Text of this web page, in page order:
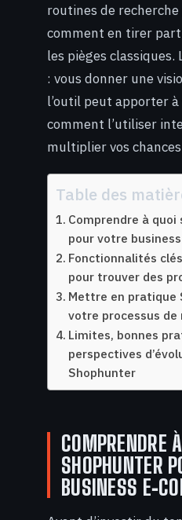
routines de
comment en tirer
les pièges classiques.
: vous donner une
l’outil peut apporter
comment l’utiliser
multiplier vos
Table des
Comprendre à
pour votre
Fonctionnalités
pour trouver des
Mettre en pratique
votre processus
Limites, bonnes
perspectives
Shophunter
COMPRENDRE
SHOPHUNTER
BUSINESS